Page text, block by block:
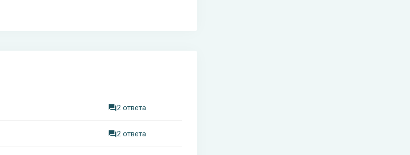
2 ответа
2 ответа